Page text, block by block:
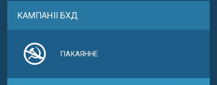
КАМПАНІІ БХД
ПАКАЯННЕ